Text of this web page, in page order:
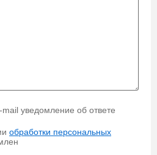
mail уведомление об ответе
обработки персональных